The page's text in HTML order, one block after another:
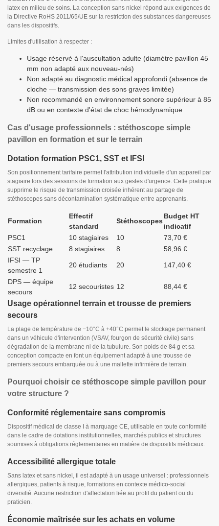
latex en milieu de soins. La conception sans nickel répond aux exigences de
la Directive RoHS 2011/65/UE sur la restriction des substances dangereuses
dans les dispositifs.
Limites d'utilisation à respecter :
Usage réservé à l'auscultation adulte (diamètre pavillon 45
mm non adapté aux nouveau-nés)
Non adapté au diagnostic médical approfondi (absence de
cloche — transmission des sons graves limitée)
Non recommandé en environnement sonore supérieur à 85
dB ou en contexte d'état de choc hémodynamique
Cas d'usage professionnels : stéthoscope simple
pavillon en formation et sur le terrain
Dotation formation PSC1, SST et IFSI
Son positionnement tarifaire permet l'attribution individuelle d'un appareil par
stagiaire lors des sessions de formation aux gestes d'urgence. Cette pratique
supprime le risque de transmission croisée inhérent au partage de
stéthoscopes sans décontamination systématique entre apprenants.
Formation
Effectif
standard
Stéthoscopes
Budget HT
indicatif
PSC1
10 stagiaires 10
73,70 €
SST recyclage
8 stagiaires 8
58,96 €
IFSI — TP
semestre 1
20 étudiants 20 147,40 €
DPS — équipe
secours
12 secouristes 12 88,44 €
Usage opérationnel terrain et trousse de premiers
secours
La plage de température de −10°C à +40°C permet le stockage permanent
dans un véhicule d'intervention (VSAV, fourgon de sécurité civile) sans
dégradation de la membrane ni de la tubulure. Son poids de 84 g et sa
conception compacte en font un équipement adapté à une trousse de
premiers secours embarquée ou à une mallette infirmière de terrain.
Pourquoi choisir ce stéthoscope simple pavillon pour
votre structure ?
Conformité réglementaire sans compromis
Dispositif médical de classe I à marquage CE, utilisable en toute conformité
dans le cadre de dotations institutionnelles, marchés publics et structures
soumises à obligations réglementaires en matière de dispositifs médicaux.
Accessibilité allergique totale
Sans latex et sans nickel, il est adapté à un usage universel : professionnels
allergiques, patients à risque, formations en contexte médico-social
diversifié. Aucune restriction d'affectation liée au profil du patient ou du
praticien.
Économie maîtrisée sur les achats en volume